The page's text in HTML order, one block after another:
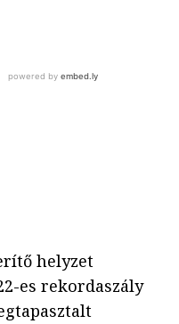
helyzet
es rekordaszály